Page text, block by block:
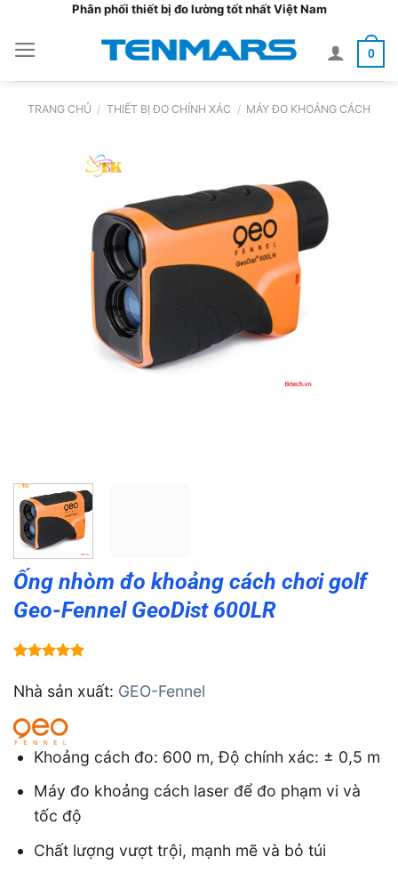
nội
dung
Phân phối thiết bị đo lường tốt nhất Việt Nam
0
TRANG CHỦ / THIẾT BỊ ĐO CHÍNH XÁC / MÁY ĐO KHOẢNG CÁCH
Ống nhòm đo khoảng cách chơi golf
Geo-Fennel GeoDist 600LR
dựa trên
đánh giá
Nhà sản xuất: GEO-Fennel
Khoảng cách đo: 600 m, Độ chính xác: ± 0,5 m
Máy đo khoảng cách laser để đo phạm vi và
tốc độ
Chất lượng vượt trội, mạnh mẽ và bỏ túi